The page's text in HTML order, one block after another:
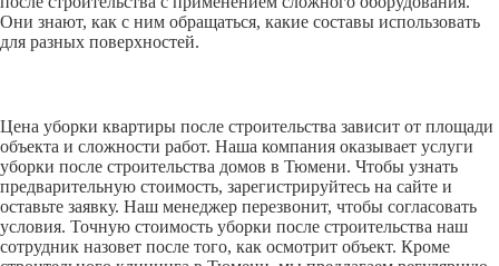
Они знают, как с ним обращаться, какие составы использовать
для разных поверхностей.
Цена уборки квартиры после строительства зависит от площади
объекта и сложности работ. Наша компания оказывает услуги
уборки после строительства домов в Тюмени. Чтобы узнать
предварительную стоимость, зарегистрируйтесь на сайте и
оставьте заявку. Наш менеджер перезвонит, чтобы согласовать
условия. Точную стоимость уборки после строительства наш
сотрудник назовет после того, как осмотрит объект. Кроме